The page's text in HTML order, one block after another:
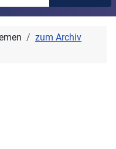
zum Archiv